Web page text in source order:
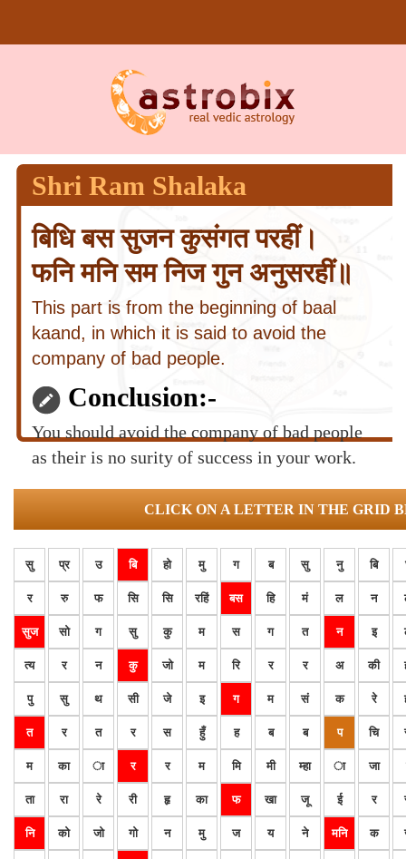
Shri Ram Shalaka
बिधि बस सुजन कुसंगत परहीं।
फनि मनि सम निज गुन अनुसरहीं॥
This part is from the beginning of baal
kaand, in which it is said to avoid the
company of bad people.
Conclusion:-
You should avoid the company of bad people
as their is no surity of success in your work.
CLICK ON A LETTER IN THE GRID
सु प्र उ बि हो मु ग ब सु नु बि
र रु फ सि सि रहिं बस हि मं ल न
सुज सो ग सु कु म स ग त न इ
त्य र न कु जो म रि र र अ की
पु सु थ सी जे इ ग म सं क रे
त र त र स हुँ ह ब ब प चि
म का ा र र म मि मी म्हा ा जा
ता रा रे री हृ का फ खा जू ई र
नि को जो गो न मु ज य ने मनि क